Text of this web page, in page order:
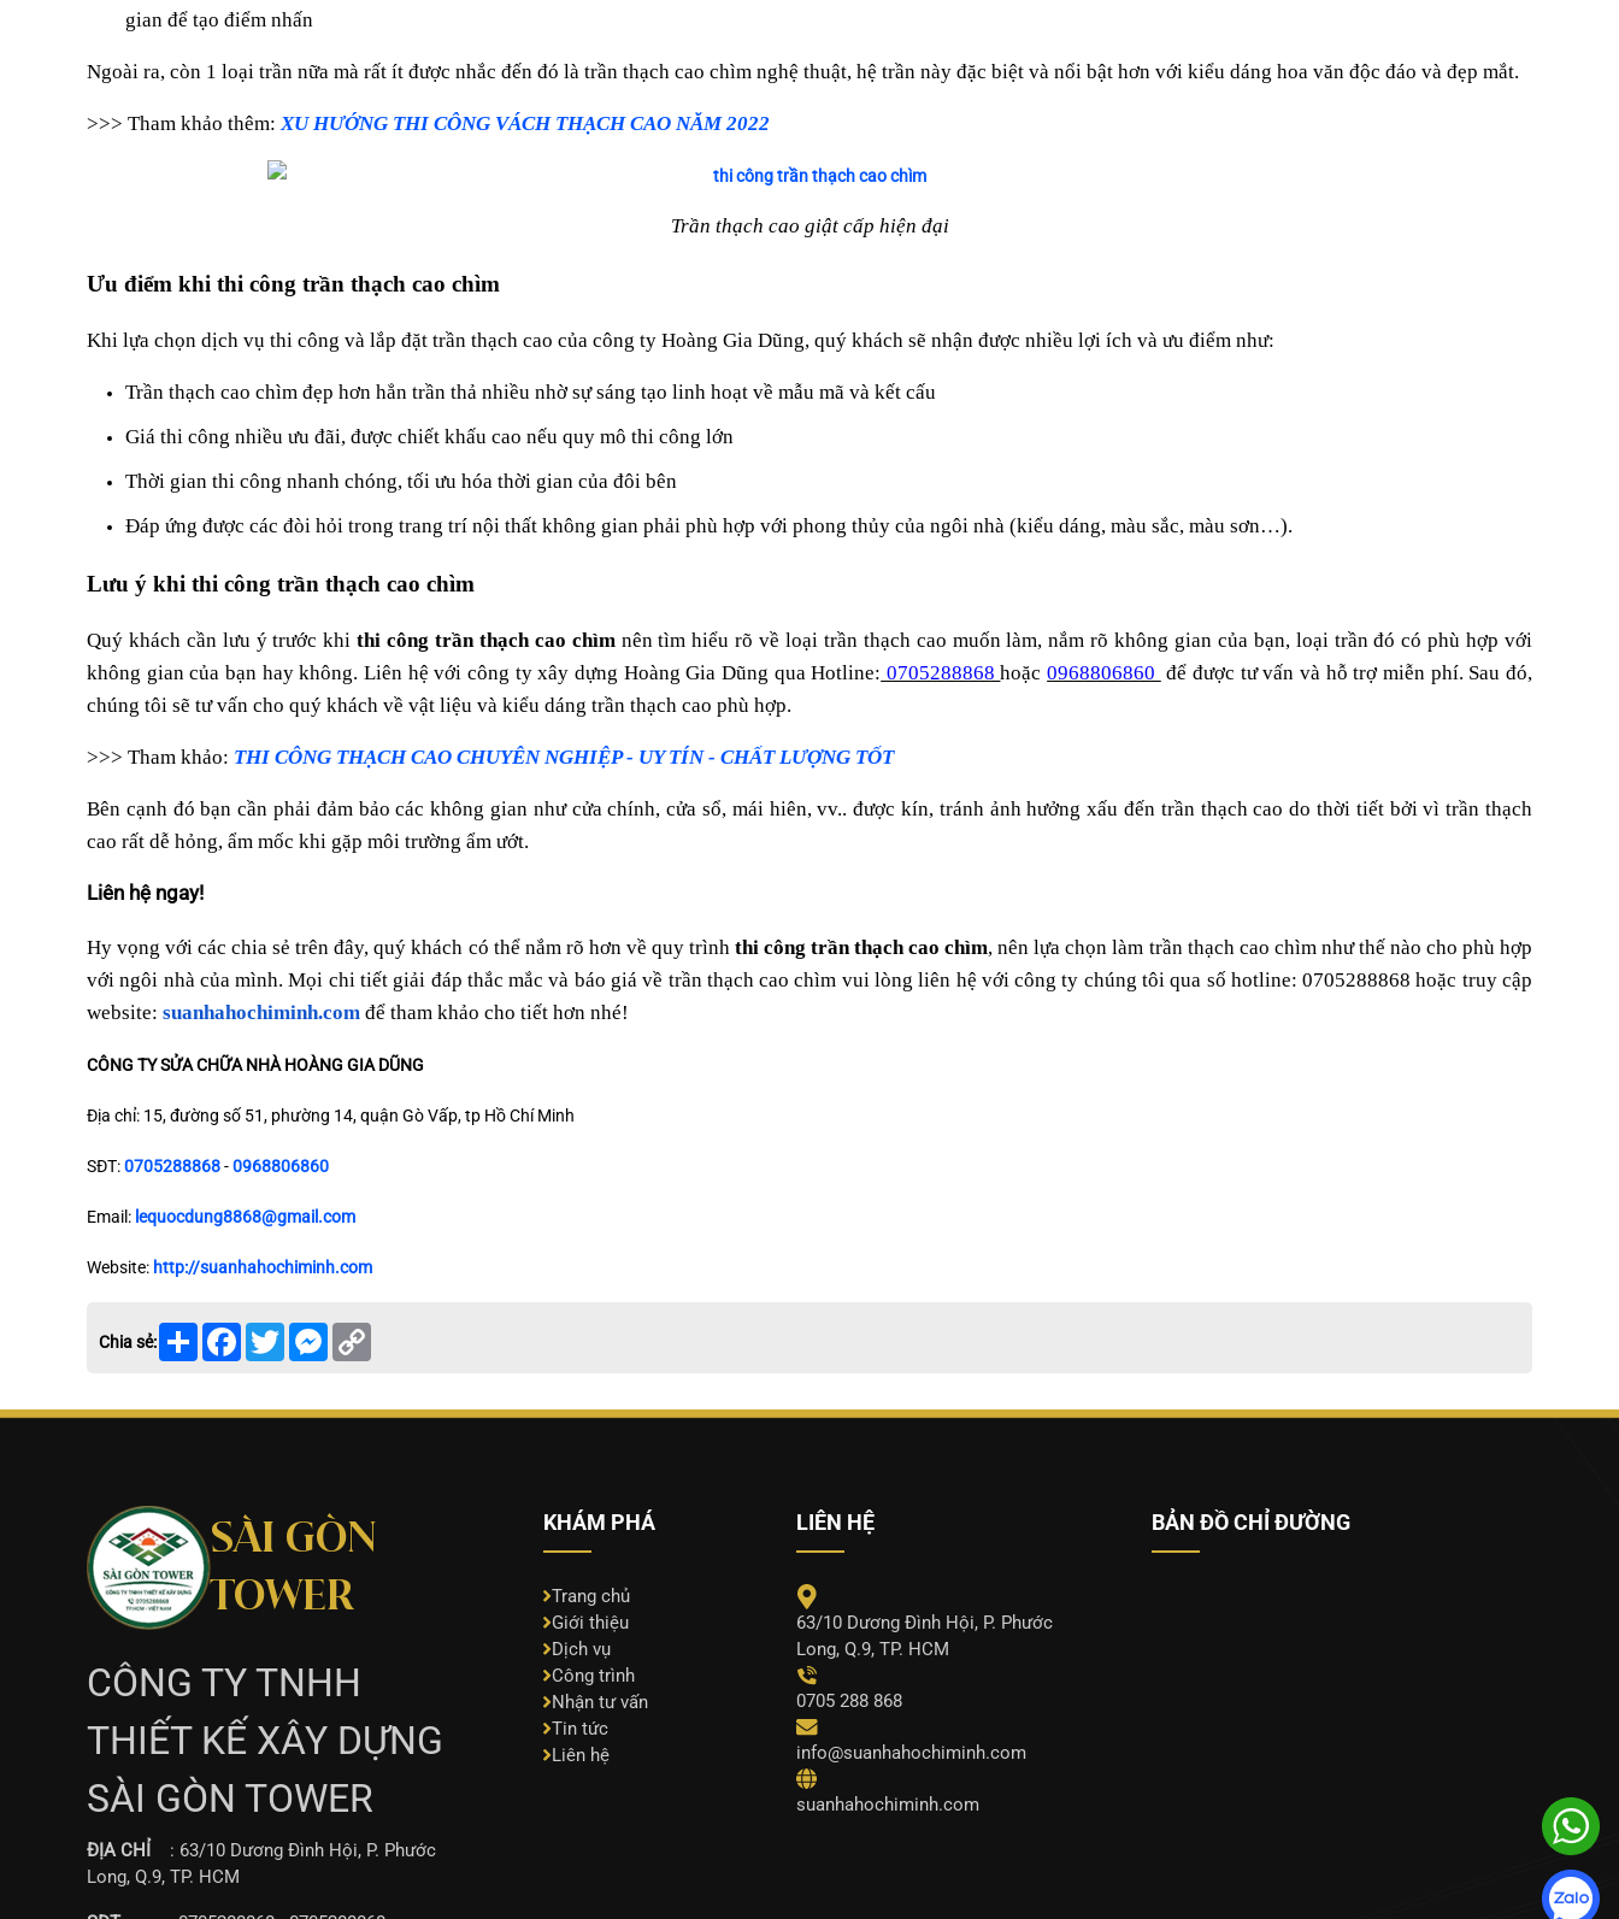
gian để tạo điểm nhấn
Ngoài ra, còn 1 loại trần nữa mà rất ít được nhắc đến đó là trần thạch cao chìm nghệ thuật, hệ trần này đặc biệt và nổi bật hơn với kiểu dáng hoa văn độc đáo và đẹp mắt.
>>> Tham khảo thêm:XU HƯỚNG THI CÔNG VÁCH THẠCH CAO NĂM 2022
Trần thạch cao giật cấp hiện đại
Ưu điểm khi thi công trần thạch cao chìm
Khi lựa chọn dịch vụ thi công và lắp đặt trần thạch cao của công ty Hoàng Gia Dũng, quý khách sẽ nhận được nhiều lợi ích và ưu điểm như:
Trần thạch cao chìm đẹp hơn hẳn trần thả nhiều nhờ sự sáng tạo linh hoạt về mẫu mã và kết cấu
Giá thi công nhiều ưu đãi, được chiết khấu cao nếu quy mô thi công lớn
Thời gian thi công nhanh chóng, tối ưu hóa thời gian của đôi bên
Đáp ứng được các đòi hỏi trong trang trí nội thất không gian phải phù hợp với phong thủy của ngôi nhà (kiểu dáng, màu sắc, màu sơn…).
Lưu ý khi thi công trần thạch cao chìm
Quý khách cần lưu ý trước khithi công trần thạch cao chìmnên tìm hiểu rõ về loại trần thạch cao muốn làm, nắm rõ không gian của bạn, loại trần đó có phù hợp với
không gian của bạn hay không. Liên hệ với công ty xây dựng Hoàng Gia Dũng qua Hotline: 0705288868hoặc0968806860 để được tư vấn và hỗ trợ miễn phí. Sau đó,
chúng tôi sẽ tư vấn cho quý khách về vật liệu và kiểu dáng trần thạch cao phù hợp.
>>> Tham khảo: THI CÔNG THẠCH CAO CHUYÊN NGHIỆP - UY TÍN - CHẤT LƯỢNG TỐT
Bên cạnh đó bạn cần phải đảm bảo các không gian như cửa chính, cửa sổ, mái hiên, vv.. được kín, tránh ảnh hưởng xấu đến trần thạch cao do thời tiết bởi vì trần thạch
cao rất dễ hỏng, ẩm mốc khi gặp môi trường ẩm ướt.
Liên hệ ngay!
Hy vọng với các chia sẻ trên đây, quý khách có thể nắm rõ hơn về quy trìnhthi công trần thạch cao chìm, nên lựa chọn làm trần thạch cao chìm như thế nào cho phù hợp
với ngôi nhà của mình. Mọi chi tiết giải đáp thắc mắc và báo giá về trần thạch cao chìm vui lòng liên hệ với công ty chúng tôi qua số hotline: 0705288868 hoặc truy cập
website: suanhahochiminh.com để tham khảo cho tiết hơn nhé!
CÔNG TY SỬA CHỮA NHÀ HOÀNG GIA DŨNG
Địa chỉ: 15, đường số 51, phường 14, quận Gò Vấp, tp Hồ Chí Minh
SĐT:0705288868-0968806860
Email: lequocdung8868@gmail.com
Website: http://suanhahochiminh.com
Chia sẻ: Share Facebook
TwitterMessenger
SÀI GÒN
TOWER
CÔNG TY TNHH
THIẾT KẾ XÂY DỰNG
SÀI GÒN TOWER
ĐỊA CHỈ : 63/10 Dương Đình Hội, P. Phước
Long, Q.9, TP. HCM
KHÁM PHÁ
Trang chủ
Giới thiệu
Dịch vụ
Công trình
Nhận tư vấn
Tin tức
Liên hệ
LIÊN HỆ
63/10 Dương Đình Hội, P. Phước
Long, Q.9, TP. HCM
0705 288 868
info@suanhahochiminh.com
suanhahochiminh.com
BẢN ĐỒ CHỈ ĐƯỜNG